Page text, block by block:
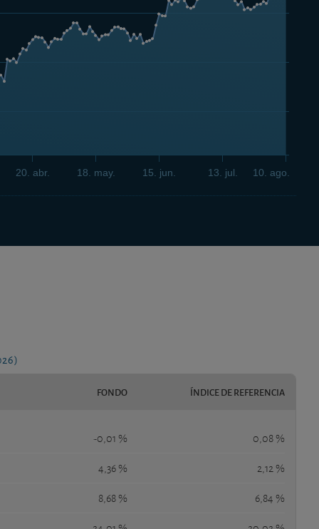
20. abr. 18. may. 15. jun. 13. jul. 10. ago.
FONDO ÍNDICE DE REFERENCIA
-0,01 % 0,08 %
4,36 % 2,12 %
8,68 % 6,84 %